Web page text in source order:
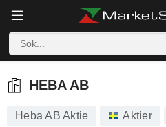
HEBA AB
HEBA AB
Heba AB Aktie Aktier